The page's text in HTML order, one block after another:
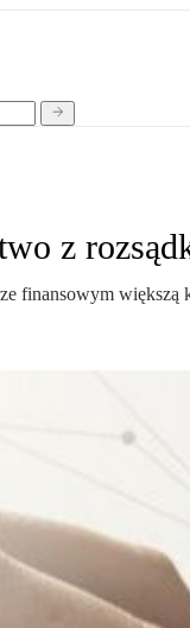
z
finansowym większą